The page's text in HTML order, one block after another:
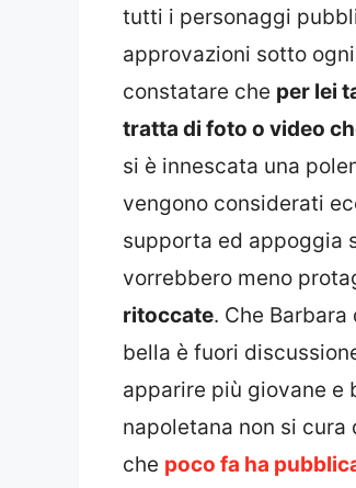
tutti i personaggi
approvazioni sotto
constatare che per lei
tratta di foto o video
si è innescata una
vengono considerati
supporta ed appoggia
vorrebbero meno
ritoccate. Che Barbara
bella è fuori
apparire più giovane e
napoletana non si
che poco fa ha